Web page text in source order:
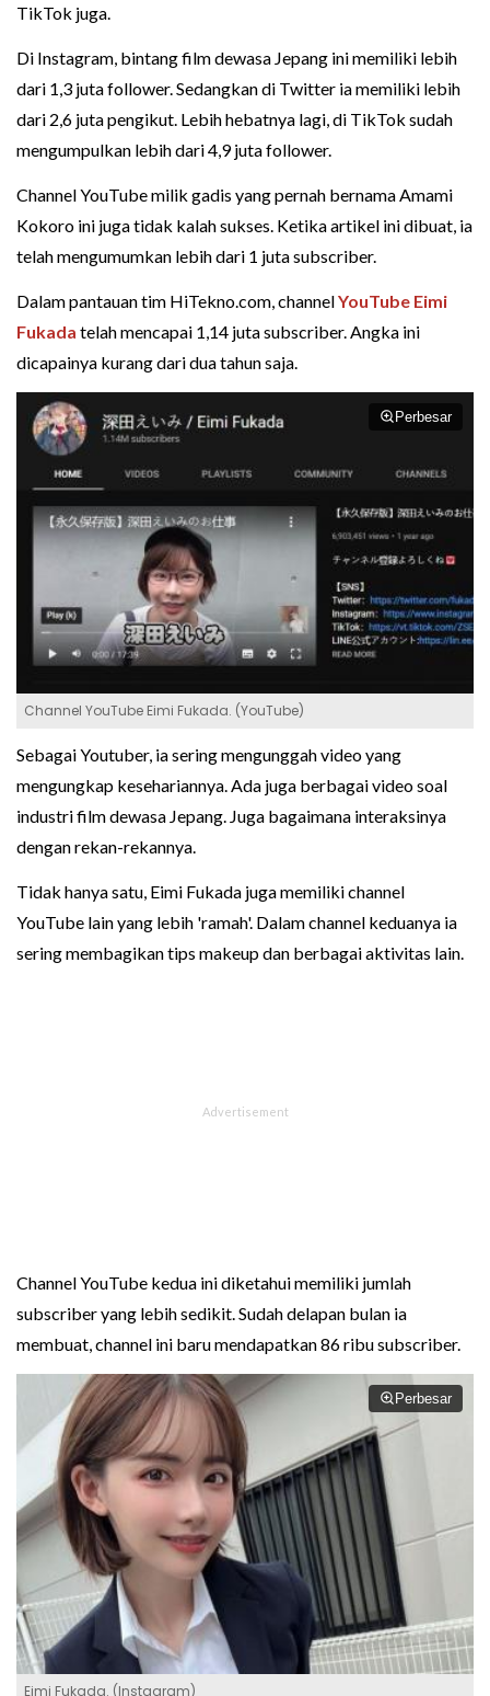
TikTok juga.
Di Instagram, bintang film dewasa Jepang ini memiliki lebih
dari 1,3 juta follower. Sedangkan di Twitter ia memiliki lebih
dari 2,6 juta pengikut. Lebih hebatnya lagi, di TikTok sudah
mengumpulkan lebih dari 4,9 juta follower.
Channel YouTube milik gadis yang pernah bernama Amami
Kokoro ini juga tidak kalah sukses. Ketika artikel ini dibuat, ia
telah mengumumkan lebih dari 1 juta subscriber.
Dalam pantauan tim HiTekno.com, channelYouTube Eimi
Fukada telah mencapai 1,14 juta subscriber. Angka ini
dicapainya kurang dari dua tahun saja.
Perbesar
Channel YouTube Eimi Fukada. (YouTube)
Sebagai Youtuber, ia sering mengunggah video yang
mengungkap kesehariannya. Ada juga berbagai video soal
industri film dewasa Jepang. Juga bagaimana interaksinya
dengan rekan-rekannya.
Tidak hanya satu, Eimi Fukada juga memiliki channel
YouTube lain yang lebih 'ramah'. Dalam channel keduanya ia
sering membagikan tips makeup dan berbagai aktivitas lain.
Channel YouTube kedua ini diketahui memiliki jumlah
subscriber yang lebih sedikit. Sudah delapan bulan ia
membuat, channel ini baru mendapatkan 86 ribu subscriber.
Perbesar
Eimi Fukada. (Instagram)